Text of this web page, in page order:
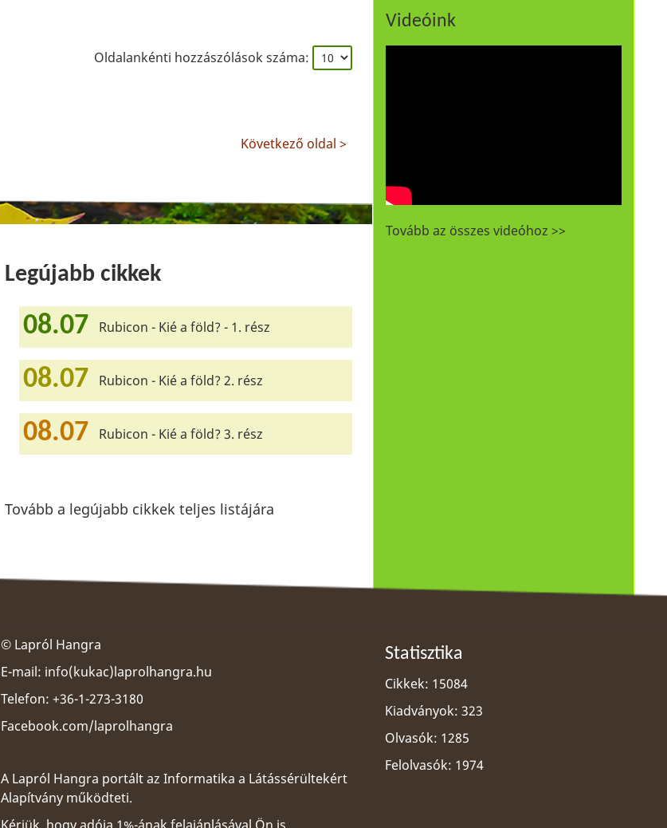
Oldalankénti hozzászólások száma:
Következő oldal >
Legújabb cikkek
08.07 Rubicon - Kié a föld? - 1. rész
08.07 Rubicon - Kié a föld? 2. rész
08.07 Rubicon - Kié a föld? 3. rész
Tovább a legújabb cikkek teljes listájára
Videóink
Tovább az összes videóhoz >>
© Lapról Hangra
E-mail: info(kukac)laprolhangra.hu
Telefon: +36-1-273-3180
Facebook.com/laprolhangra
A Lapról Hangra portált az Informatika a Látássérültekért
Alapítványműködteti.
Statisztika
Cikkek: 15084
Kiadványok: 323
Olvasók: 1285
Felolvasók: 1974